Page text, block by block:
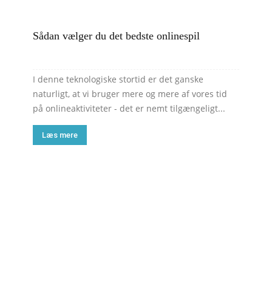
Sådan vælger du det bedste onlinespil
I denne teknologiske stortid er det ganske
naturligt, at vi bruger mere og mere af vores tid
på onlineaktiviteter - det er nemt tilgængeligt...
Læs mere